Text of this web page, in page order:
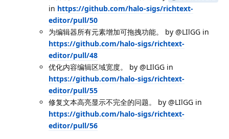
in https://github.com/halo-sigs/richtext-
editor/pull/50
为编辑器所有元素增加可拖拽功能。 by @LIlGG in
https://github.com/halo-sigs/richtext-
editor/pull/48
优化内容编辑区域宽度。 by @LIlGG in
https://github.com/halo-sigs/richtext-
editor/pull/55
修复文本高亮显示不完全的问题。 by @LIlGG in
https://github.com/halo-sigs/richtext-
editor/pull/56